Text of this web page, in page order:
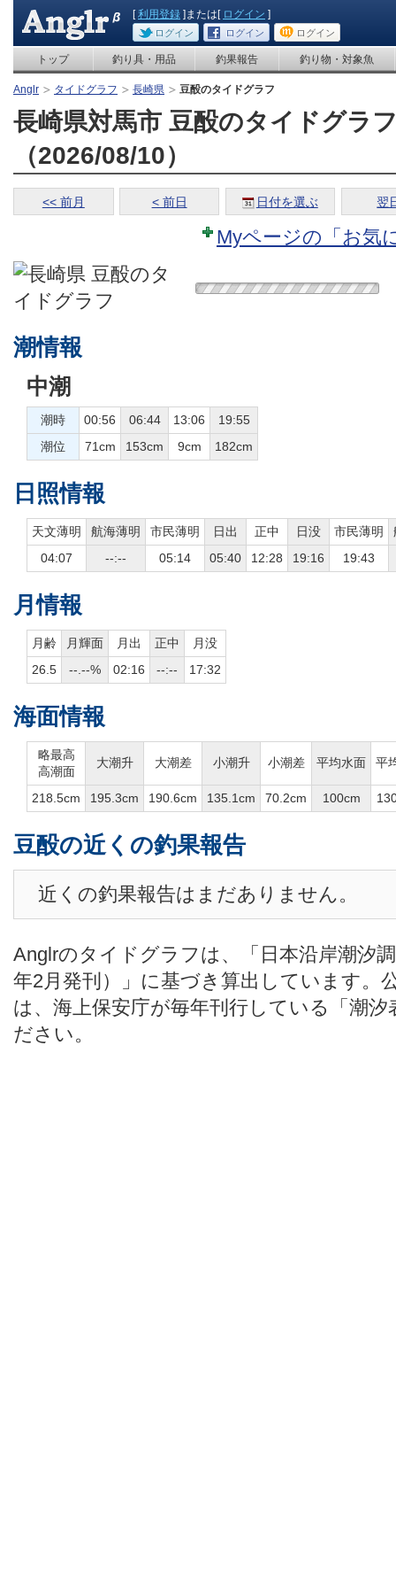
[利用登録 ]または[ ログイン ]
ログイン ログイン ログイン
トップ 釣り具・用品 釣果報告 釣り物・対象魚
Anglr タイドグラフ 長崎県 豆酘のタイドグラフ
長崎県対馬市 豆酘のタイドグラ
（2026/08/10）
<< 前月 < 前日 日付を選ぶ 翌
Myページの「お気
潮情報
中潮
潮時 00:56 06:44 13:06
19:55
潮位
71cm 153cm 9cm 182cm
日照情報
天文薄明 航海薄明 市民薄明 日出 正中 日没 市民薄明
04:07
--:-- 05:14 05:40 12:28 19:16 19:43
月情報
月齢 月輝面 月出 正中
月没
26.5
--.--% 02:16 --:-- 17:32
海面情報
略最高
高潮面
大潮升 大潮差 小潮升 小潮差 平均水面 平
218.5cm 195.3cm 190.6cm 135.1cm 70.2cm 100cm
豆酘の近くの釣果報告
近くの釣果報告はまだありません。
Anglrのタイドグラフは、「日本沿岸潮汐
年2月発刊）」に基づき算出しています。
は、海上保安庁が毎年刊行している「潮
ださい。